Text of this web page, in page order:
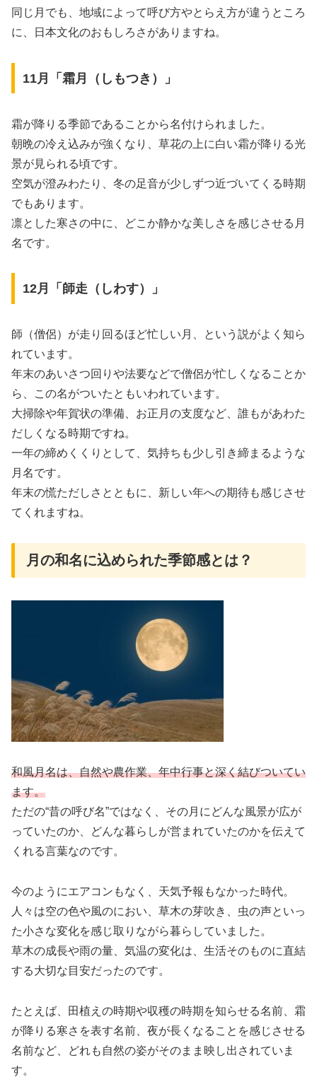
同じ月でも、地域によって呼び方やとらえ方が違うところ
に、日本文化のおもしろさがありますね。
11月「霜月（しもつき）」
霜が降りる季節であることから名付けられました。
朝晩の冷え込みが強くなり、草花の上に白い霜が降りる光
景が見られる頃です。
空気が澄みわたり、冬の足音が少しずつ近づいてくる時期
でもあります。
凛とした寒さの中に、どこか静かな美しさを感じさせる月
名です。
12月「師走（しわす）」
師（僧侶）が走り回るほど忙しい月、という説がよく知ら
れています。
年末のあいさつ回りや法要などで僧侶が忙しくなることか
ら、この名がついたともいわれています。
大掃除や年賀状の準備、お正月の支度など、誰もがあわた
だしくなる時期ですね。
一年の締めくくりとして、気持ちも少し引き締まるような
月名です。
年末の慌ただしさとともに、新しい年への期待も感じさせ
てくれますね。
月の和名に込められた季節感とは？
和風月名は、自然や農作業、年中行事と深く結びついてい
ます。
ただの“昔の呼び名”ではなく、その月にどんな風景が広が
っていたのか、どんな暮らしが営まれていたのかを伝えて
くれる言葉なのです。
今のようにエアコンもなく、天気予報もなかった時代。
人々は空の色や風のにおい、草木の芽吹き、虫の声といっ
た小さな変化を感じ取りながら暮らしていました。
草木の成長や雨の量、気温の変化は、生活そのものに直結
する大切な目安だったのです。
たとえば、田植えの時期や収穫の時期を知らせる名前、霜
が降りる寒さを表す名前、夜が長くなることを感じさせる
名前など、どれも自然の姿がそのまま映し出されていま
す。